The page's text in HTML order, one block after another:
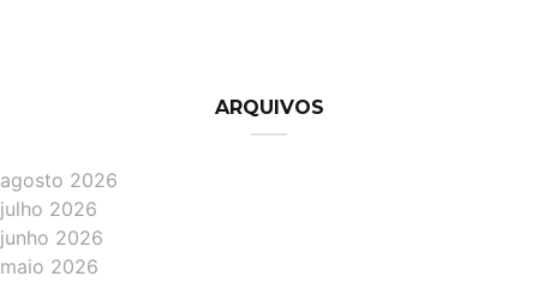
ARQUIVOS
agosto 2026
julho 2026
junho 2026
maio 2026